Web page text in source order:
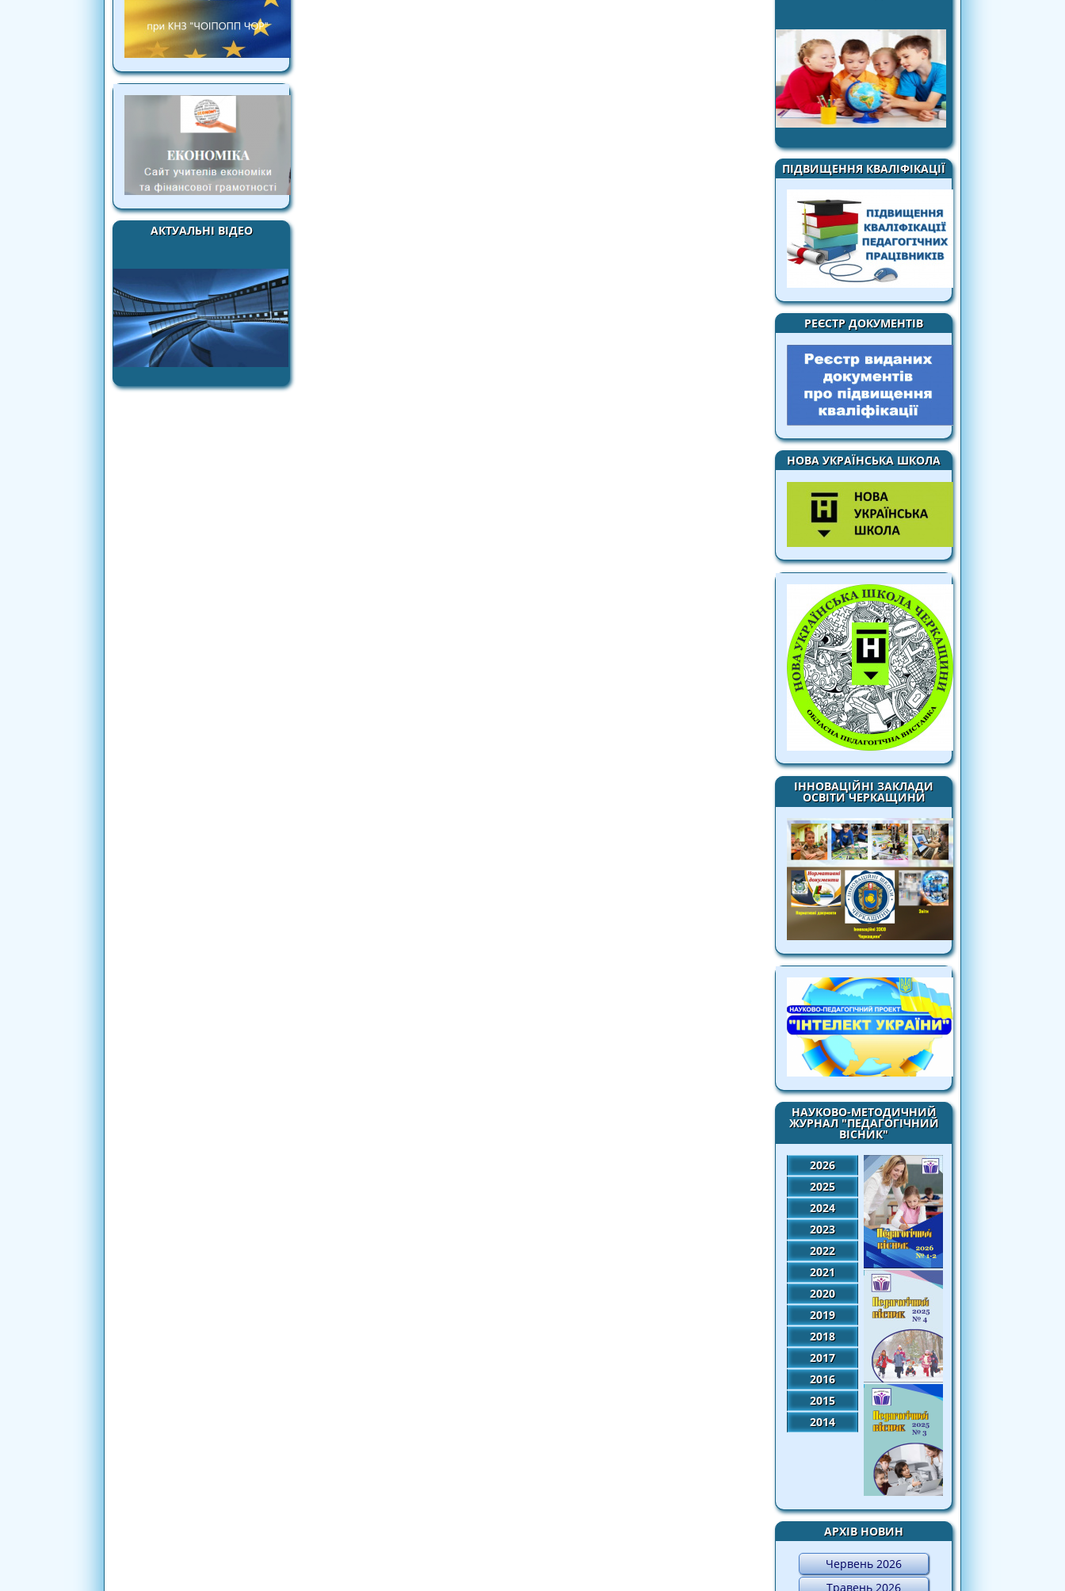
АКТУАЛЬНІ ВІДЕО
ПІДВИЩЕННЯ КВАЛІФІКАЦІЇ
РЕЄСТР ДОКУМЕНТІВ
НОВА УКРАЇНСЬКА ШКОЛА
ІННОВАЦІЙНІ ЗАКЛАДИ
ОСВІТИ ЧЕРКАЩИНИ
НАУКОВО-МЕТОДИЧНИЙ
ЖУРНАЛ "ПЕДАГОГІЧНИЙ
ВІСНИК"
2026
2025
2024
2023
2022
2021
2020
2019
2018
2017
2016
2015
2014
АРХІВ НОВИН
Червень 2026
Травень 2026